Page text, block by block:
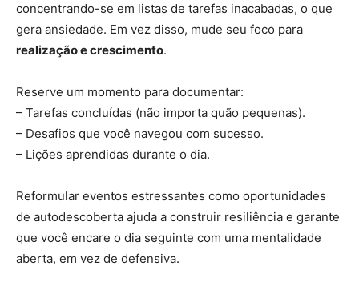
concentrando-se em listas de tarefas inacabadas, o que
gera ansiedade. Em vez disso, mude seu foco para
realização e crescimento.
Reserve um momento para documentar:
– Tarefas concluídas (não importa quão pequenas).
– Desafios que você navegou com sucesso.
– Lições aprendidas durante o dia.
Reformular eventos estressantes como oportunidades
de autodescoberta ajuda a construir resiliência e garante
que você encare o dia seguinte com uma mentalidade
aberta, em vez de defensiva.